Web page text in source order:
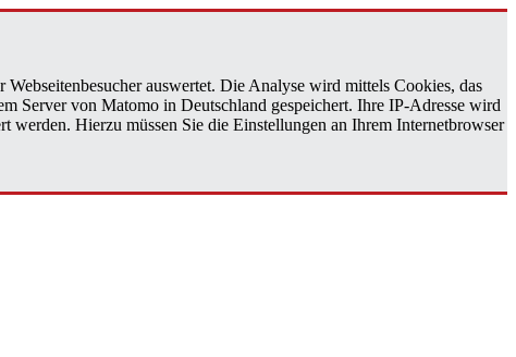
auswertet. Die Analyse wird mittels Cookies, das
Server von Matomo in Deutschland gespeichert. Ihre IP-Adresse wird
Hierzu müssen Sie die Einstellungen an Ihrem Internetbrowser